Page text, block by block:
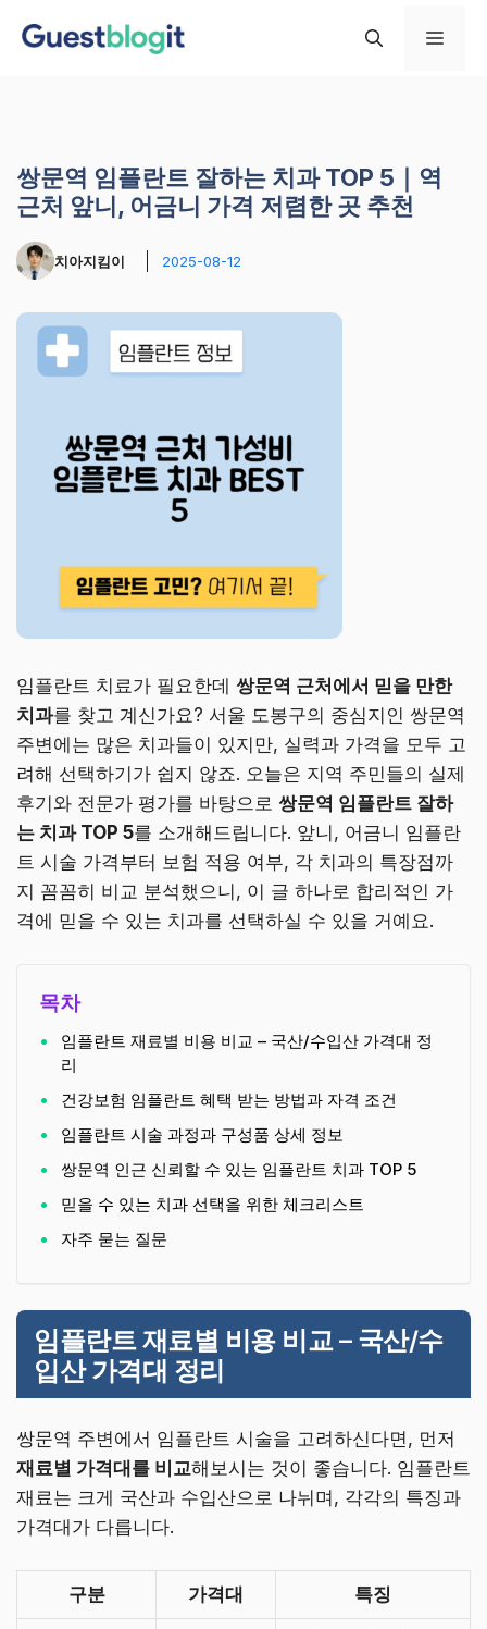
메
쌍문역 임플란트 잘하는 치과 TOP 5｜역
근처 앞니, 어금니 가격 저렴한 곳 추천
치아지킴이 2025-08-12
임플란트 치료가 필요한데 쌍문역 근처에서 믿을 만한
치과를 찾고 계신가요? 서울 도봉구의 중심지인 쌍문역
주변에는 많은 치과들이 있지만, 실력과 가격을 모두 고
려해 선택하기가 쉽지 않죠. 오늘은 지역 주민들의 실제
후기와 전문가 평가를 바탕으로 쌍문역 임플란트 잘하
는 치과 TOP 5를 소개해드립니다. 앞니, 어금니 임플란
트 시술 가격부터 보험 적용 여부, 각 치과의 특장점까
지 꼼꼼히 비교 분석했으니, 이 글 하나로 합리적인 가
격에 믿을 수 있는 치과를 선택하실 수 있을 거예요.
목차
임플란트 재료별 비용 비교 – 국산/수입산 가격대 정
리
건강보험 임플란트 혜택 받는 방법과 자격 조건
임플란트 시술 과정과 구성품 상세 정보
쌍문역 인근 신뢰할 수 있는 임플란트 치과 TOP 5
믿을 수 있는 치과 선택을 위한 체크리스트
자주 묻는 질문
임플란트 재료별 비용 비교 – 국산/수
입산 가격대 정리
쌍문역 주변에서 임플란트 시술을 고려하신다면, 먼저
재료별 가격대를 비교해보시는 것이 좋습니다. 임플란트
재료는 크게 국산과 수입산으로 나뉘며, 각각의 특징과
가격대가 다릅니다.
구분 가격대 특징